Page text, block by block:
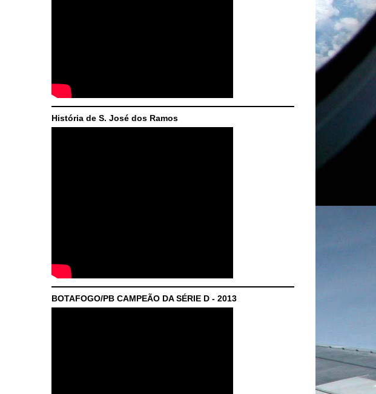
História de S. José dos Ramos
BOTAFOGO/PB CAMPEÃO DA SÉRIE D - 2013